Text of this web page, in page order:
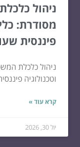
ניהול
מסודרת:
פיננסית
ניהול כלכלת
וטכנולוגיה
קרא עוד »
יול 30, 2026